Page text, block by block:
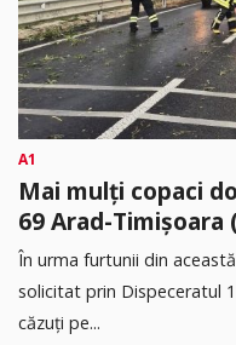
A1
Mai mulți copaci
69 Arad-Timișoara
În urma furtunii din
solicitat prin Dispeceratul
căzuți pe...